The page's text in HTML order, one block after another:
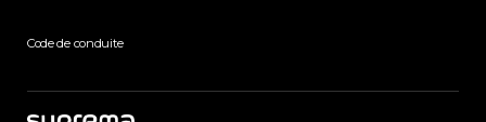
Code de conduite